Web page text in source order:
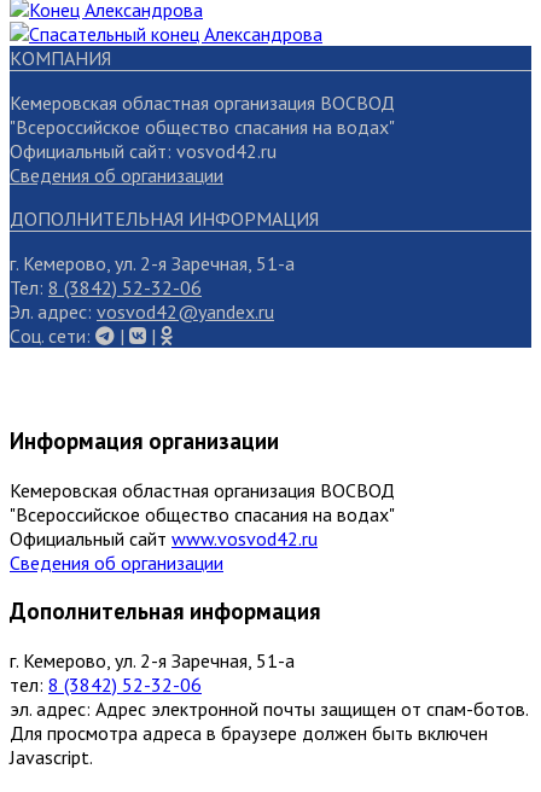
КОМПАНИЯ
Кемеровская областная организация ВОСВОД
"Всероссийское общество спасания на водах"
Официальный сайт: vosvod42.ru
Сведения об организации
ДОПОЛНИТЕЛЬНАЯ ИНФОРМАЦИЯ
г. Кемерово, ул. 2-я Заречная, 51-а
Тел: 8 (3842) 52-32-06
Эл. адрес: vosvod42@yandex.ru
Cоц. сети:
| |
Информация организации
Кемеровская областная организация ВОСВОД
"Всероссийское общество спасания на водах"
Официальный сайт www.vosvod42.ru
Сведения об организации
Дополнительная информация
г. Кемерово, ул. 2-я Заречная, 51-а
тел: 8 (3842) 52-32-06
эл. адрес: Адрес электронной почты защищен от спам-ботов.
Для просмотра адреса в браузере должен быть включен
Javascript.